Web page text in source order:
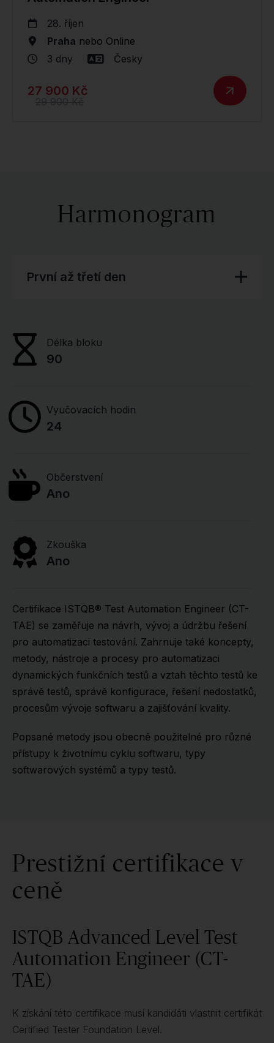
28. říjen
Praha nebo Online
3 dny
Česky
27 900 Kč
Harmonogram
První až třetí den
Délka bloku
90
Vyučovacích hodin
24
Občerstvení
Ano
Zkouška
Ano
Certifikace ISTQB® Test Automation Engineer (CT-
TAE) se zaměřuje na návrh, vývoj a údržbu řešení
pro automatizaci testování. Zahrnuje také koncepty,
metody, nástroje a procesy pro automatizaci
dynamických funkčních testů a vztah těchto testů ke
správě testů, správě konfigurace, řešení nedostatků,
procesům vývoje softwaru a zajišťování kvality.
Popsané metody jsou obecně použitelné pro různé
přístupy k životnímu cyklu softwaru, typy
softwarových systémů a typy testů.
Prestižní certifikace v
ceně
ISTQB Advanced Level Test
Automation Engineer (CT-
TAE)
K získání této certifikace musí kandidáti vlastnit certifikát
Certified Tester Foundation Level.